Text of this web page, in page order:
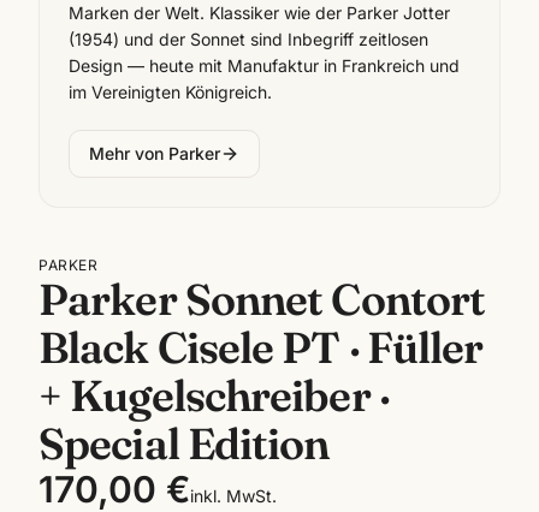
Marken der Welt. Klassiker wie der Parker Jotter
(1954) und der Sonnet sind Inbegriff zeitlosen
Design — heute mit Manufaktur in Frankreich und
im Vereinigten Königreich.
Mehr von Parker
PARKER
Parker Sonnet Contort
Black Cisele PT · Füller
+ Kugelschreiber ·
Special Edition
170,00 €inkl. MwSt.